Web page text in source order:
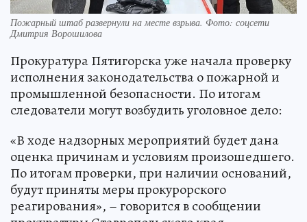
Пожарный штаб развернули на месте взрыва. Фото: соцсети
Дмитрия Ворошилова
Прокуратура Пятигорска уже начала проверку
исполнения законодательства о пожарной и
промышленной безопасности. По итогам
следователи могут возбудить уголовное дело:
«В ходе надзорных мероприятий будет дана
оценка причинам и условиям произошедшего.
По итогам проверки, при наличии оснований,
будут приняты меры прокурорского
реагирования», – говорится в сообщении